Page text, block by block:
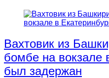
Вахтовик из
бомбе на вокзале
был задержан